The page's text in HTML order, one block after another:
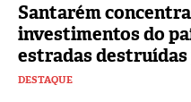
Santarém
investimentos do
estradas
DESTAQUE